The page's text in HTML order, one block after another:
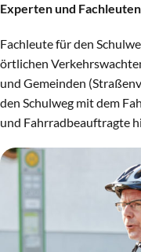
Experten und
Fachleute für den
örtlichen
und Gemeinden
den Schulweg mit dem
und Fahrradbeauftragte